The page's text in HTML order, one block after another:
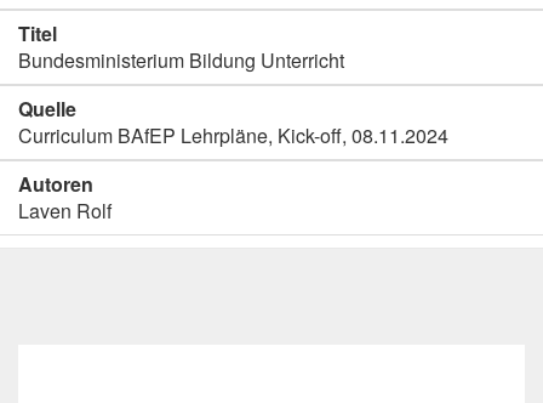
Titel
Bundesministerium Bildung Unterricht
Quelle
Curriculum BAfEP Lehrpläne, Kick-off, 08.11.2024
Autoren
Laven Rolf